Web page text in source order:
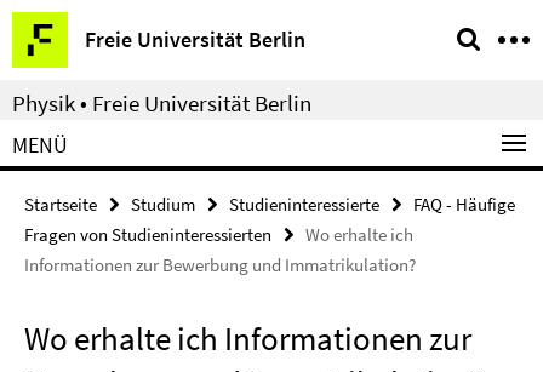
Springe
direkt
zu
Inhalt
Freie Universität Berlin
Service-
Navigation
Physik • Freie Universität Berlin
MENÜ
Startseite Studium Studieninteressierte
FAQ - Häufige
Fragen von Studieninteressierten
Wo erhalte ich
Informationen zur Bewerbung und Immatrikulation?
Wo erhalte ich Informationen zur